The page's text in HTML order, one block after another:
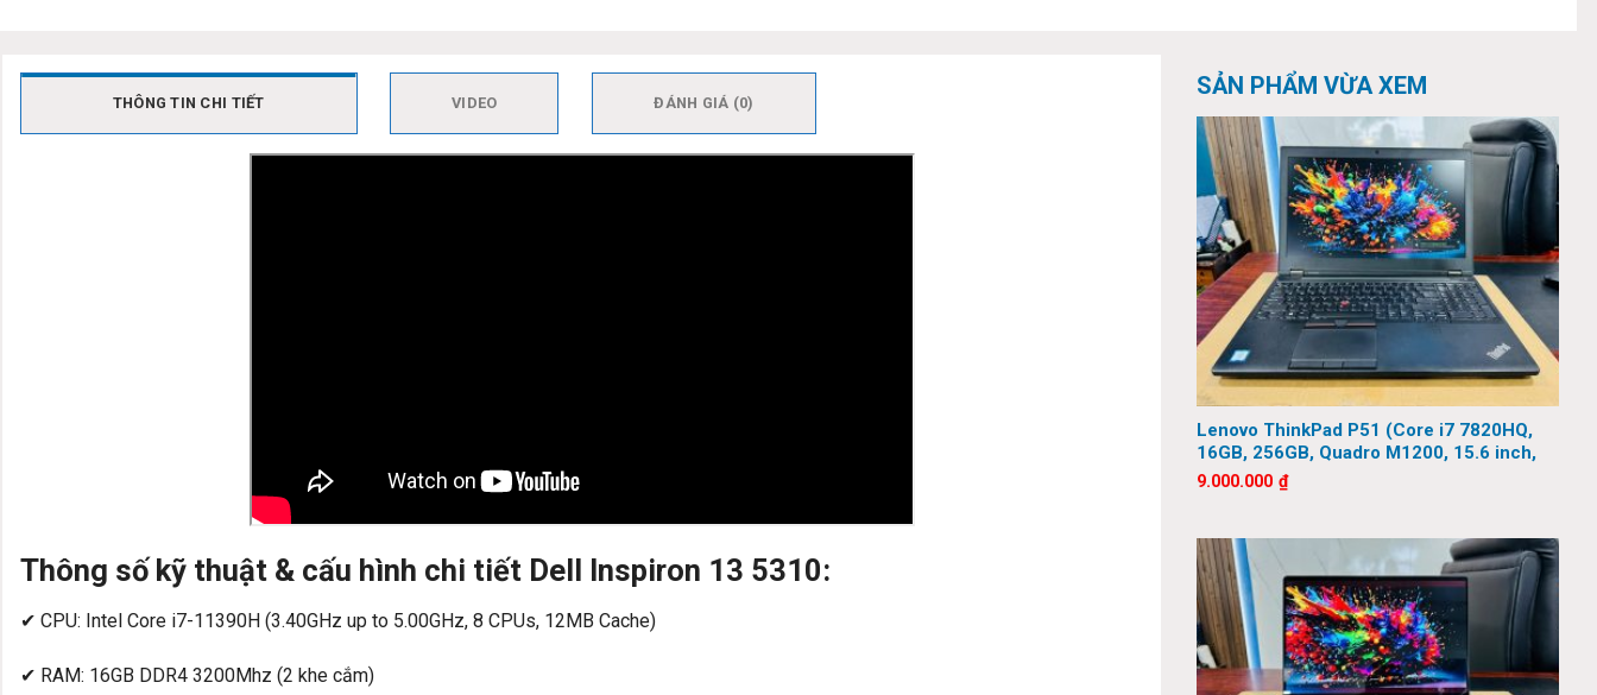
THÔNG TIN CHI TIẾT VIDEO ĐÁNH GIÁ (0)
Thông số kỹ thuật & cấu hình chi tiết Dell Inspiron 13 5310:
✔ CPU: Intel Core i7-11390H (3.40GHz up to 5.00GHz, 8 CPUs, 12MB Cache)
✔ RAM: 16GB DDR4 3200Mhz (2 khe cắm)
SẢN PHẨM VỪA XEM
Lenovo ThinkPad P51 (Core i7 7820HQ,
16GB, 256GB, Quadro M1200, 15.6 inch,
FHD)
9.000.000 ₫